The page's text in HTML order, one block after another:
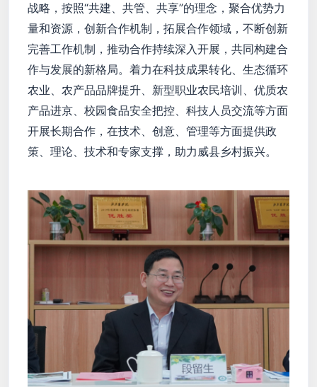
战略，按照“共建、共管、共享”的理念，聚合优势力
量和资源，创新合作机制，拓展合作领域，不断创新
完善工作机制，推动合作持续深入开展，共同构建合
作与发展的新格局。着力在科技成果转化、生态循环
农业、农产品品牌提升、新型职业农民培训、优质农
产品进京、校园食品安全把控、科技人员交流等方面
开展长期合作，在技术、创意、管理等方面提供政
策、理论、技术和专家支撑，助力威县乡村振兴。